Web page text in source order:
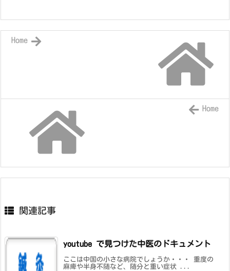
Home
Home
関連記事
youtube で見つけた中医のドキュメント
ここは中国の小さな病院でしょうか・・・ 重度の
麻痺や半身不随など、随分と重い症状 ...